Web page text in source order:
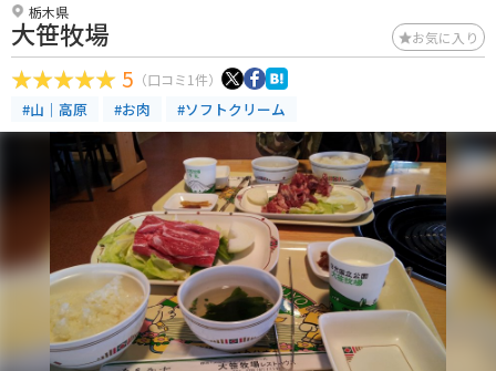
栃木県
大笹牧場 お気に入り
5 （口コミ1件）
#山｜高原 #お肉 #ソフトクリーム